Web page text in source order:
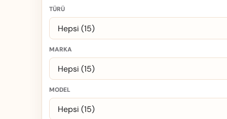
TÜRÜ
MARKA
MODEL